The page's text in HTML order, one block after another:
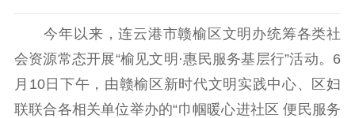
信息公开年度报
告
政策法规
工作动态
今年以来，连云港市赣榆区文明办统筹各类社
会资源常态开展“榆见文明·惠民服务基层行”活动。6
月10日下午，由赣榆区新时代文明实践中心、区妇
联联合各相关单位举办的“巾帼暖心进社区 便民服务